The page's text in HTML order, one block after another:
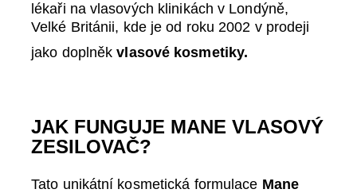
lékaři na vlasových klinikách v Londýně,
Velké Británii, kde je od roku 2002 v prodeji
jako doplněkvlasové kosmetiky.
JAK FUNGUJE MANE VLASOVÝ
ZESILOVAČ?
Tato unikátní kosmetická formulace Mane